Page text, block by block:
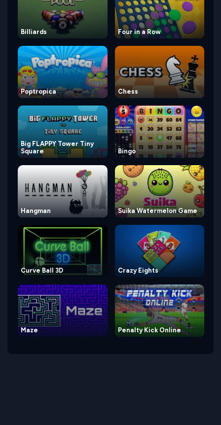
Billiards Four in a Row
Poptropica Chess
Big FLAPPY Tower Tiny
Square
Bingo
Hangman Suika Watermelon Game
Curve Ball 3D Crazy Eights
Maze Penalty Kick Online